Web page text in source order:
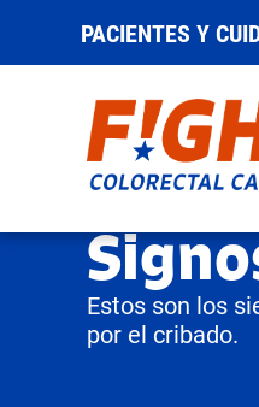
contenido
PACIENTES Y
Estos son los
por el cribado.